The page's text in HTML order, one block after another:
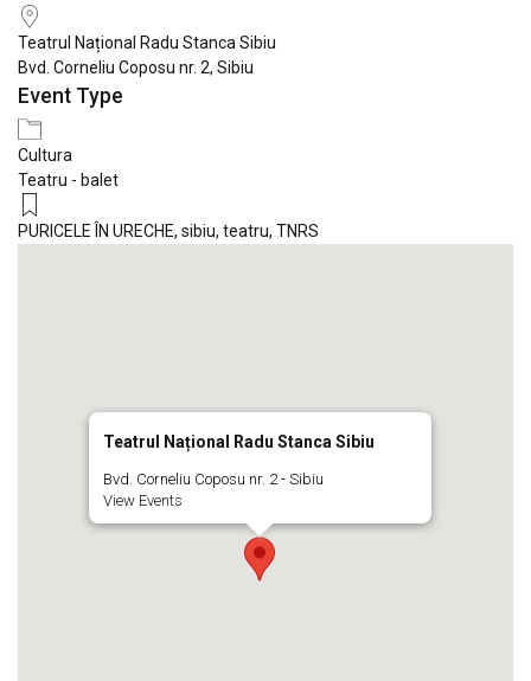
Teatrul Național Radu Stanca Sibiu
Bvd. Corneliu Coposu nr. 2, Sibiu
Event Type
Cultura
Teatru - balet
PURICELE ÎN URECHE, sibiu, teatru, TNRS
Teatrul Național Radu Stanca Sibiu
Bvd. Corneliu Coposu nr. 2 - Sibiu
View Events